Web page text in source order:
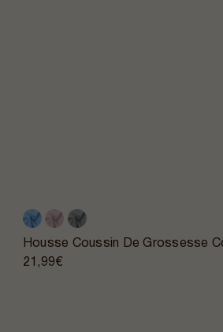
Housse Coussin De Grossesse
21,99€